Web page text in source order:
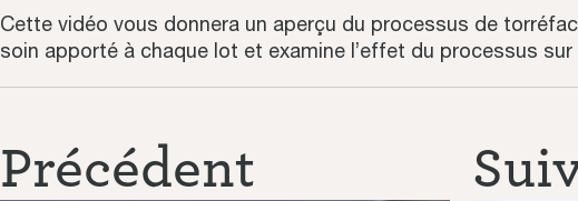
Cette vidéo vous donnera un aperçu du processus de
soin apporté à chaque lot et examine l’effet du processus
Précédent